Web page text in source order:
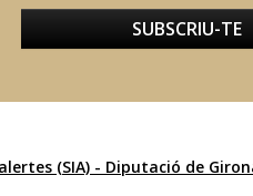
SUBSCRIU-TE
(SIA) - Diputació de